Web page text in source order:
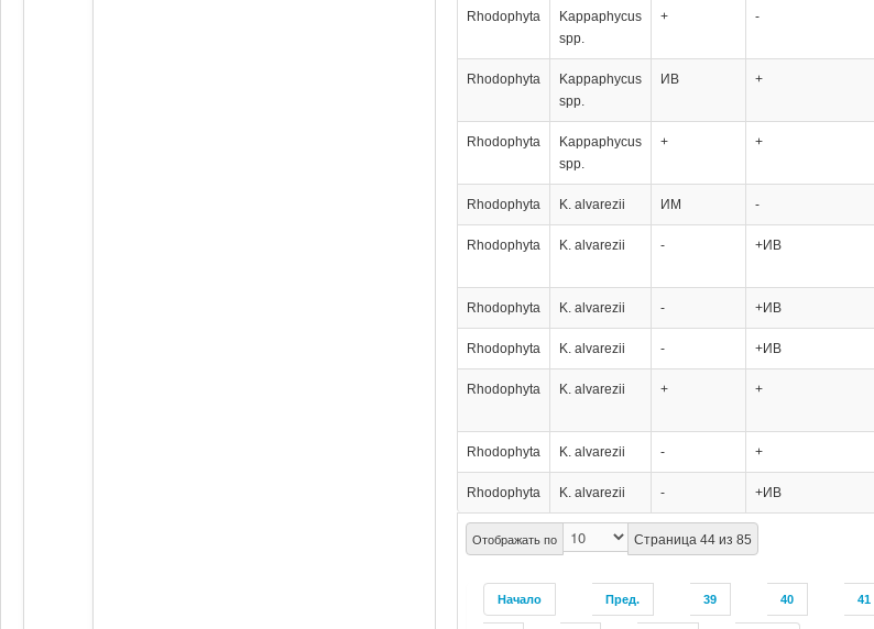
Отображать по Страница 44 из 85
Начало Пред. 39 40 41
Rhodophyta
Kappaphycus
spp.
+ -
Rhodophyta
Kappaphycus
spp.
ИВ +
Rhodophyta
Kappaphycus
spp.
+ +
Rhodophyta K. alvarezii ИМ -
Rhodophyta K. alvarezii - +ИВ
Rhodophyta K. alvarezii - +ИВ
Rhodophyta K. alvarezii - +ИВ
Rhodophyta K. alvarezii + +
Rhodophyta K. alvarezii - +
Rhodophyta K. alvarezii - +ИВ